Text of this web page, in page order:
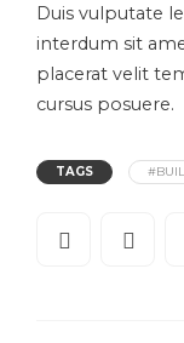
Duis vulputate
interdum sit
placerat velit
cursus posuere.
TAGS